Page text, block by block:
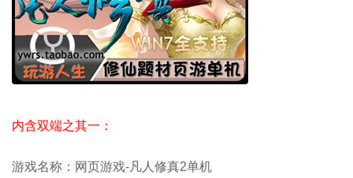
内含双端之其一：
游戏名称： 网页游戏-凡人修真2单机